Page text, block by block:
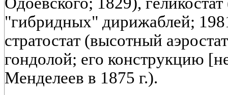
"гибридных" дирижаблей;
стратостат (высотный
гондолой; его конструкцию
Менделеев в 1875 г.).